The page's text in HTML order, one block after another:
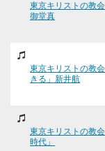
東京キリストの教
御堂真
東京キリストの教
きる」新井航
東京キリストの教
時代」